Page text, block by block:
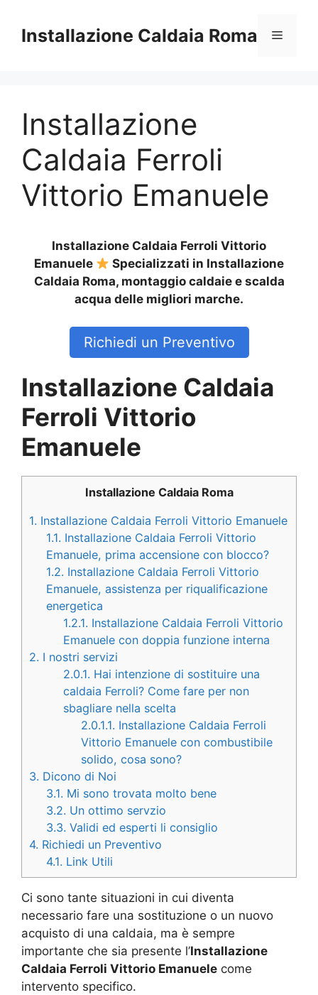
contenuto
Installazione Caldaia Roma Menu
Installazione
Caldaia Ferroli
Vittorio Emanuele
Installazione Caldaia Ferroli Vittorio
Emanuele
Specializzati in Installazione
Caldaia Roma, montaggio caldaie e scalda
acqua delle migliori marche.
Richiedi un Preventivo
Installazione Caldaia
Ferroli Vittorio
Emanuele
Installazione Caldaia Roma
1. Installazione Caldaia Ferroli Vittorio Emanuele
1.1. Installazione Caldaia Ferroli Vittorio
Emanuele, prima accensione con blocco?
1.2. Installazione Caldaia Ferroli Vittorio
Emanuele, assistenza per riqualificazione
energetica
1.2.1. Installazione Caldaia Ferroli Vittorio
Emanuele con doppia funzione interna
2. I nostri servizi
2.0.1. Hai intenzione di sostituire una
caldaia Ferroli? Come fare per non
sbagliare nella scelta
2.0.1.1. Installazione Caldaia Ferroli
Vittorio Emanuele con combustibile
solido, cosa sono?
3. Dicono di Noi
3.1. Mi sono trovata molto bene
3.2. Un ottimo servzio
3.3. Validi ed esperti li consiglio
4. Richiedi un Preventivo
4.1. Link Utili
Ci sono tante situazioni in cui diventa
necessario fare una sostituzione o un nuovo
acquisto di una caldaia, ma è sempre
importante che sia presente l’Installazione
Caldaia Ferroli Vittorio Emanuele come
intervento specifico.